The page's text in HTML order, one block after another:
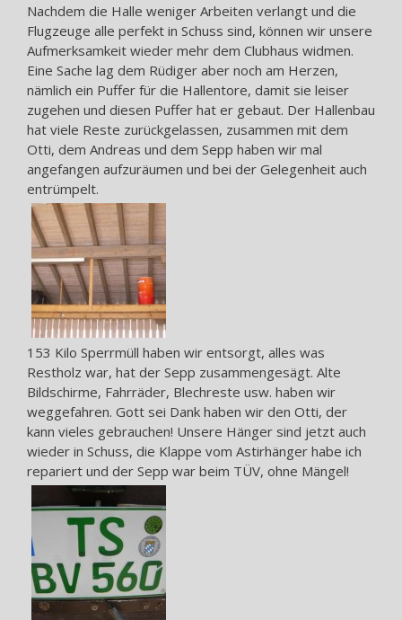
Nachdem die Halle weniger Arbeiten verlangt und die
Flugzeuge alle perfekt in Schuss sind, können wir unsere
Aufmerksamkeit wieder mehr dem Clubhaus widmen.
Eine Sache lag dem Rüdiger aber noch am Herzen,
nämlich ein Puffer für die Hallentore, damit sie leiser
zugehen und diesen Puffer hat er gebaut. Der Hallenbau
hat viele Reste zurückgelassen, zusammen mit dem
Otti, dem Andreas und dem Sepp haben wir mal
angefangen aufzuräumen und bei der Gelegenheit auch
entrümpelt.
153 Kilo Sperrmüll haben wir entsorgt, alles was
Restholz war, hat der Sepp zusammengesägt. Alte
Bildschirme, Fahrräder, Blechreste usw. haben wir
weggefahren. Gott sei Dank haben wir den Otti, der
kann vieles gebrauchen! Unsere Hänger sind jetzt auch
wieder in Schuss, die Klappe vom Astirhänger habe ich
repariert und der Sepp war beim TÜV, ohne Mängel!